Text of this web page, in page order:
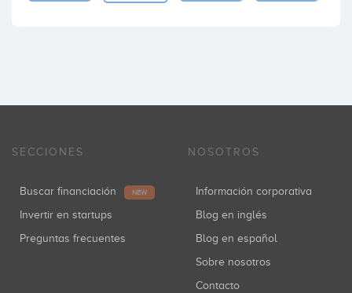
SECCIONES
Buscar financiación NEW
Invertir en startups
Preguntas frecuentes
NOSOTROS
Información corporativa
Blog en inglés
Blog en español
Sobre nosotros
Contacto